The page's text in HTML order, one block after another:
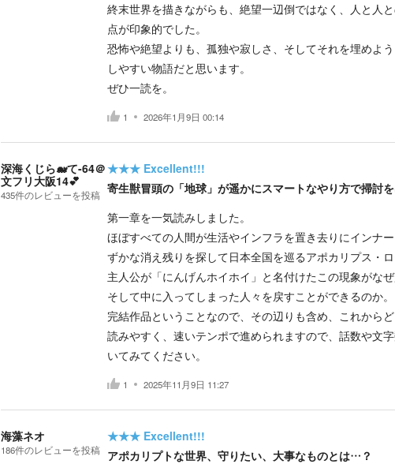
終末世界を描きながらも、絶望一辺倒ではなく、人と人
点が印象的でした。
恐怖や絶望よりも、孤独や寂しさ、そしてそれを埋めよ
しやすい物語だと思います。
ぜひ一読を。
1 2026年1月9日 00:14
深海くじら🐋て-64＠
文フリ大阪14💕
435件のレビューを投稿
★★★ Excellent!!!
寄生獣冒頭の「地球」が遥かにスマートなやり方で掃討を
第一章を一気読みしました。
ほぼすべての人間が生活やインフラを置き去りにインナ
ずかな消え残りを探して日本全国を巡るアポカリプス・ロ
主人公が「にんげんホイホイ」と名付けたこの現象がな
そして中に入ってしまった人々を戻すことができるのか。
完結作品ということなので、その辺りも含め、これから
読みやすく、速いテンポで進められますので、話数や文
いてみてください。
1 2025年11月9日 11:27
海藻ネオ
186件のレビューを投稿
★★★ Excellent!!!
アポカリプトな世界、守りたい、大事なものとは…？